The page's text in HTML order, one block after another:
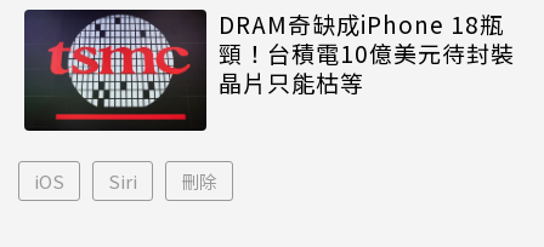
DRAM奇缺成iPhone 18瓶
頸！台積電10億美元待封裝
晶片只能枯等
iOS Siri 刪除